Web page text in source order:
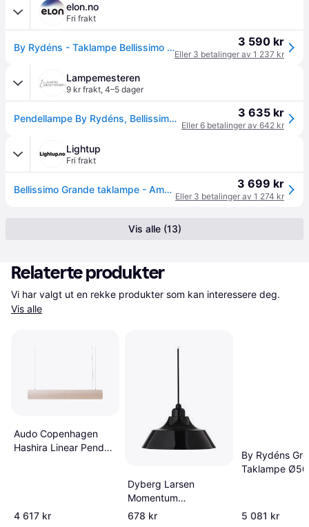
elon.no
Fri frakt
By Rydéns - Taklampe Bellissimo Grande 4200870-4505 Rökfärgad 3 590 kr
Eller 3 betalinger av 1 237 kr
Lampemesteren
9 kr frakt, 4–5 dager
Pendellampe By Rydéns, Bellissimo Grande, dimmbar, Beige, Stue, Glass, Moderne 3 635 kr
Eller 6 betalinger av 642 kr
Lightup
Fri frakt
Bellissimo Grande taklampe - Amber - Amber 3 699 kr
Eller 3 betalinger av 1 274 kr
Vis alle (13)
Relaterte produkter
Vis alle
Audo Copenhagen
Hashira Linear Pendel
4 617 kr
Dyberg Larsen
Momentum
Pendellampe ∅ 33cm
678 kr
By Rydéns
Taklampe
101.6cm
5 081 kr